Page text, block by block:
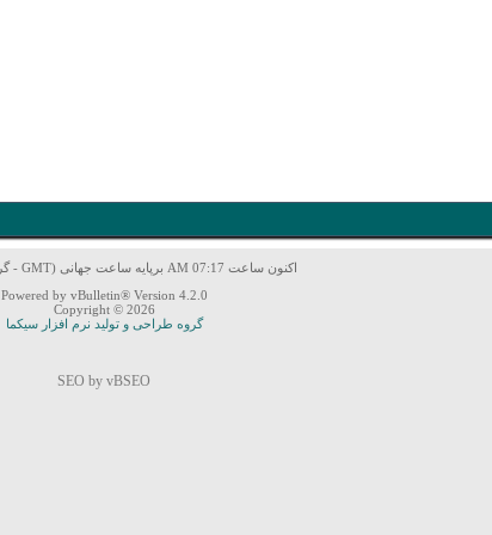
اکنون ساعت 07:17 AM برپایه ساعت جهانی (GMT - گرینویچ) می باشد.
Powered by vBulletin® Version 4.2.0
Copyright © 2026
گروه طراحی و تولید نرم افزار سیکما
SEO by vBSEO